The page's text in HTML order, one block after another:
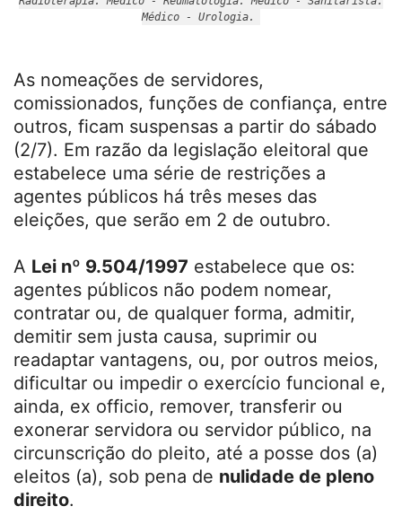
Médico - Urologia.
As nomeações de servidores,
comissionados, funções de confiança, entre
outros, ficam suspensas a partir do sábado
(2/7). Em razão da legislação eleitoral que
estabelece uma série de restrições a
agentes públicos há três meses das
eleições, que serão em 2 de outubro.
A Lei nº 9.504/1997 estabelece que os:
agentes públicos não podem nomear,
contratar ou, de qualquer forma, admitir,
demitir sem justa causa, suprimir ou
readaptar vantagens, ou, por outros meios,
dificultar ou impedir o exercício funcional e,
ainda, ex officio, remover, transferir ou
exonerar servidora ou servidor público, na
circunscrição do pleito, até a posse dos (a)
eleitos (a), sob pena de nulidade de pleno
direito.